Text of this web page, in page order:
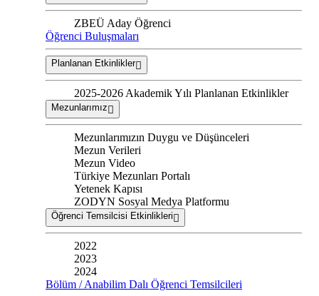
ZBEÜ Aday Öğrenci
Öğrenci Buluşmaları
Planlanan Etkinlikler
2025-2026 Akademik Yılı Planlanan Etkinlikler
Mezunlarımız
Mezunlarımızın Duygu ve Düşünceleri
Mezun Verileri
Mezun Video
Türkiye Mezunları Portalı
Yetenek Kapısı
ZODYN Sosyal Medya Platformu
Öğrenci Temsilcisi Etkinlikleri
2022
2023
2024
Bölüm / Anabilim Dalı Öğrenci Temsilcileri